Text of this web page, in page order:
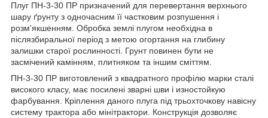
Плуг ПН-3-30 ПР призначений для перевертання верхнього
шару ґрунту з одночасним її частковим розпушення і
розм'якшенням. Обробка землі плугом необхідна в
післязбиральної період з метою огортання на глибину
залишки старої рослинності. Грунт повинен бути не
засмічений камінням, плитняком та іншим сміттям.
ПН-3-30 ПР виготовлений з квадратного профілю марки сталі
високого класу, має посилені зварні шви і изностойкую
фарбування. Кріплення даного плуга під трьохточкову навісну
систему трактора або мінітрактори. Конструкція дозволяє